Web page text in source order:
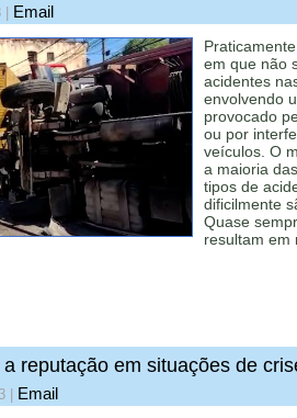
Email
em que não
acidentes
envolvendo
provocado
ou por
veículos. O
a maioria
tipos de
dificilmente
Quase
resultam em
reputação em situações de
Email